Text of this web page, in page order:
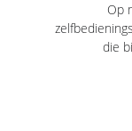
Op
die